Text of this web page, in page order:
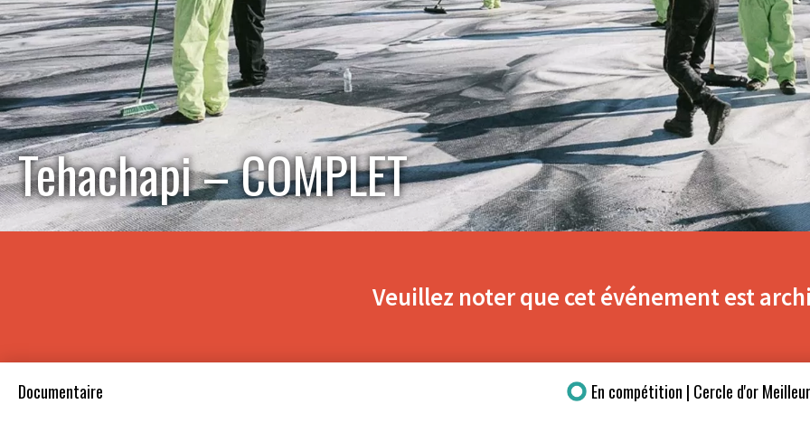
Tehachapi – COMPLET
Veuillez noter que cet événement est
Documentaire En compétition | Cercle d'or